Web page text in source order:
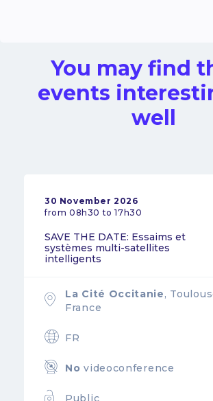
You may find
events
well
30 November 2026
from 08h30 to 17h30
SAVE THE DATE: Essaims et
systèmes multi-satellites
intelligents
La Cité Occitanie,
France
FR
No videoconference
Public